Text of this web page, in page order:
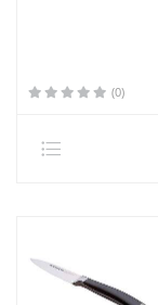
(0)